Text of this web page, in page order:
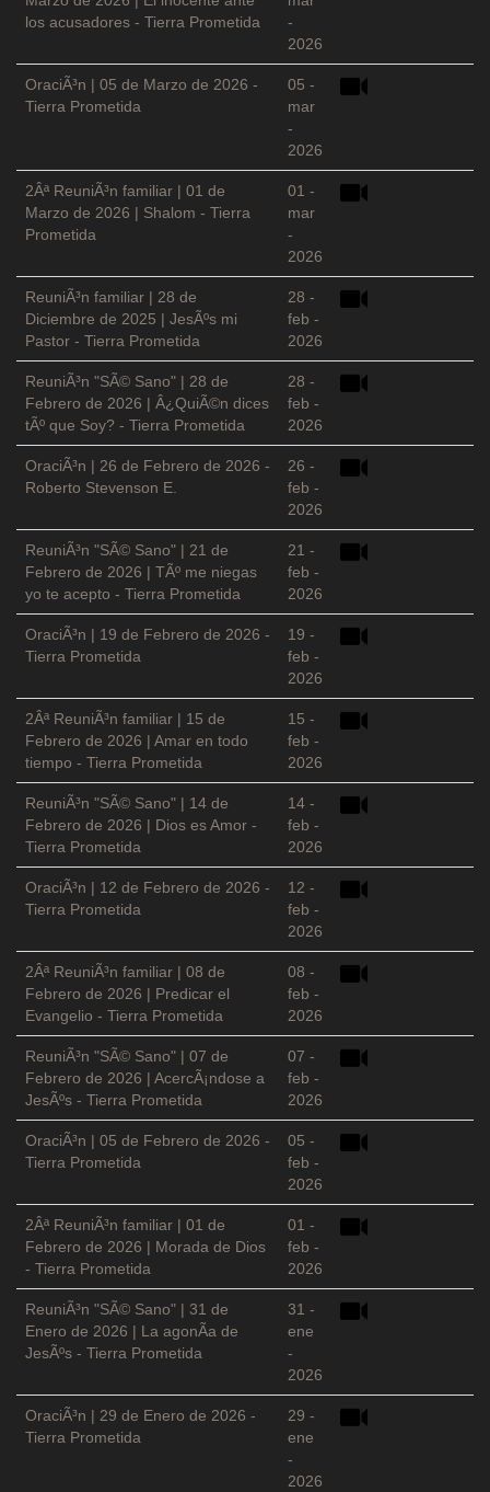
los acusadores - Tierra Prometida
-
2026
OraciÃ³n | 05 de Marzo de 2026 -
Tierra Prometida
05 -
mar
-
2026
2Âª ReuniÃ³n familiar | 01 de
Marzo de 2026 | Shalom - Tierra
Prometida
01 -
mar
-
2026
ReuniÃ³n familiar | 28 de
Diciembre de 2025 | JesÃºs mi
Pastor - Tierra Prometida
28 -
feb -
2026
ReuniÃ³n "SÃ© Sano" | 28 de
Febrero de 2026 | Â¿QuiÃ©n dices
tÃº que Soy? - Tierra Prometida
28 -
feb -
2026
OraciÃ³n | 26 de Febrero de 2026 -
Roberto Stevenson E.
26 -
feb -
2026
ReuniÃ³n "SÃ© Sano" | 21 de
Febrero de 2026 | TÃº me niegas
yo te acepto - Tierra Prometida
21 -
feb -
2026
OraciÃ³n | 19 de Febrero de 2026 -
Tierra Prometida
19 -
feb -
2026
2Âª ReuniÃ³n familiar | 15 de
Febrero de 2026 | Amar en todo
tiempo - Tierra Prometida
15 -
feb -
2026
ReuniÃ³n "SÃ© Sano" | 14 de
Febrero de 2026 | Dios es Amor -
Tierra Prometida
14 -
feb -
2026
OraciÃ³n | 12 de Febrero de 2026 -
Tierra Prometida
12 -
feb -
2026
2Âª ReuniÃ³n familiar | 08 de
Febrero de 2026 | Predicar el
Evangelio - Tierra Prometida
08 -
feb -
2026
ReuniÃ³n "SÃ© Sano" | 07 de
Febrero de 2026 | AcercÃ¡ndose a
JesÃºs - Tierra Prometida
07 -
feb -
2026
OraciÃ³n | 05 de Febrero de 2026 -
Tierra Prometida
05 -
feb -
2026
2Âª ReuniÃ³n familiar | 01 de
Febrero de 2026 | Morada de Dios
- Tierra Prometida
01 -
feb -
2026
ReuniÃ³n "SÃ© Sano" | 31 de
Enero de 2026 | La agonÃ­a de
JesÃºs - Tierra Prometida
31 -
ene
-
2026
OraciÃ³n | 29 de Enero de 2026 -
Tierra Prometida
29 -
ene
-
2026